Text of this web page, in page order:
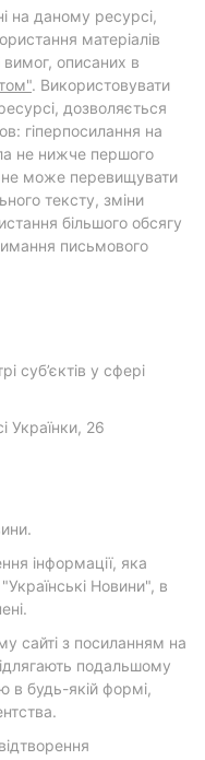
на даному ресурсі,
матеріалів
описаних в
. Використовувати
дозволяється
гіперпосилання на
не нижче першого
не може перевищувати
тексту, зміни
більшого обсягу
письмового
суб’єктів у сфері
Українки, 26
інформації, яка
Новини", в
сайті з посиланням на
подальшому
в будь-якій формі,